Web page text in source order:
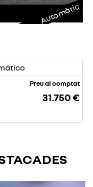
Automàtic
Preu al comptat
31.750 €